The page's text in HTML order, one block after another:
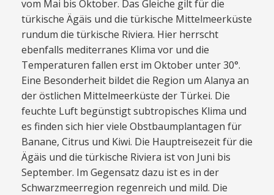
vom Mai bis Oktober. Das Gleiche gilt für die
türkische Ägäis und die türkische Mittelmeerküste
rundum die türkische Riviera. Hier herrscht
ebenfalls mediterranes Klima vor und die
Temperaturen fallen erst im Oktober unter 30°.
Eine Besonderheit bildet die Region um Alanya an
der östlichen Mittelmeerküste der Türkei. Die
feuchte Luft begünstigt subtropisches Klima und
es finden sich hier viele Obstbaumplantagen für
Banane, Citrus und Kiwi. Die Hauptreisezeit für die
Ägäis und die türkische Riviera ist von Juni bis
September. Im Gegensatz dazu ist es in der
Schwarzmeerregion regenreich und mild. Die